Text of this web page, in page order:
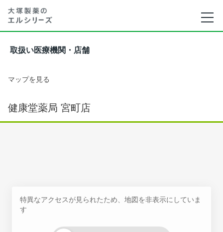
取扱い医療機関・店舗
マップを見る
健康堂薬局 宮町店
特異なアクセスが見られたため、地図を非表示にしていま
す